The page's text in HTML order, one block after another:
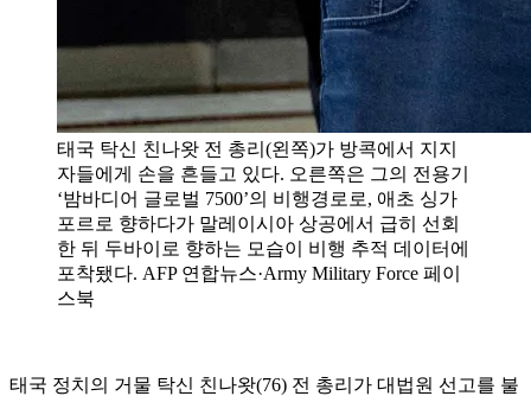
태국 탁신 친나왓 전 총리(왼쪽)가 방콕에서 지지
자들에게 손을 흔들고 있다. 오른쪽은 그의 전용기
‘밤바디어 글로벌 7500’의 비행경로로, 애초 싱가
포르로 향하다가 말레이시아 상공에서 급히 선회
한 뒤 두바이로 향하는 모습이 비행 추적 데이터에
포착됐다. AFP 연합뉴스·Army Military Force 페이
스북
태국 정치의 거물 탁신 친나왓(76) 전 총리가 대법원 선고를 불